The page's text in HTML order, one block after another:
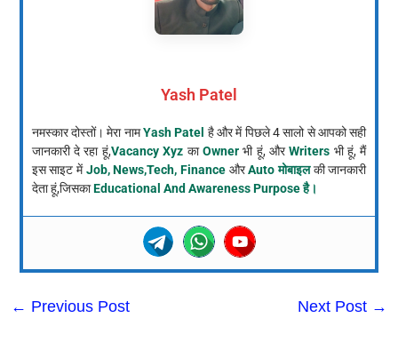
Yash Patel
नमस्कार दोस्तों। मेरा नामYash Patel है और में पिछले 4 सालो से आपको सही
जानकारी दे रहा हूं,Vacancy Xyz काOwnerभी हूं, औरWriters भी हूं, मैं
इस साइट मेंJob, News,Tech, Finance औरAuto मोबाइलकी जानकारी
देता हूं,जिसकाEducational And Awareness Purpose है।
← Previous Post Next Post →